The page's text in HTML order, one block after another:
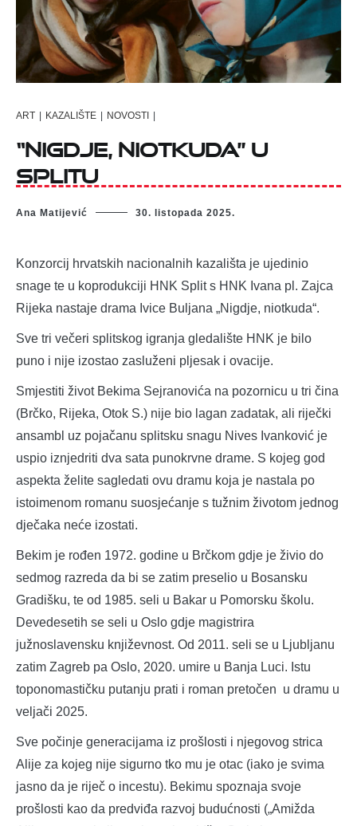
ART | KAZALIŠTE | NOVOSTI |
“Nigdje, niotkuda” u
Splitu
Ana Matijević 30. listopada 2025.
Konzorcij hrvatskih nacionalnih kazališta je ujedinio
snage te u koprodukciji HNK Split s HNK Ivana pl. Zajca
Rijeka nastaje drama Ivice Buljana „Nigdje, niotkuda“.
Sve tri večeri splitskog igranja gledalište HNK je bilo
puno i nije izostao zasluženi pljesak i ovacije.
Smjestiti život Bekima Sejranovića na pozornicu u tri čina
(Brčko, Rijeka, Otok S.) nije bio lagan zadatak, ali riječki
ansambl uz pojačanu splitsku snagu Nives Ivanković je
uspio iznjedriti dva sata punokrvne drame. S kojeg god
aspekta želite sagledati ovu dramu koja je nastala po
istoimenom romanu suosjećanje s tužnim životom jednog
dječaka neće izostati.
Bekim je rođen 1972. godine u Brčkom gdje je živio do
sedmog razreda da bi se zatim preselio u Bosansku
Gradišku, te od 1985. seli u Bakar u Pomorsku školu.
Devedesetih se seli u Oslo gdje magistrira
južnoslavensku književnost. Od 2011. seli se u Ljubljanu
zatim Zagreb pa Oslo, 2020. umire u Banja Luci. Istu
toponomastičku putanju prati i roman pretočen u dramu u
veljači 2025.
Sve počinje generacijama iz prošlosti i njegovog strica
Alije za kojeg nije sigurno tko mu je otac (iako je svima
jasno da je riječ o incestu). Bekimu spoznaja svoje
prošlosti kao da predviđa razvoj budućnosti („Amižda